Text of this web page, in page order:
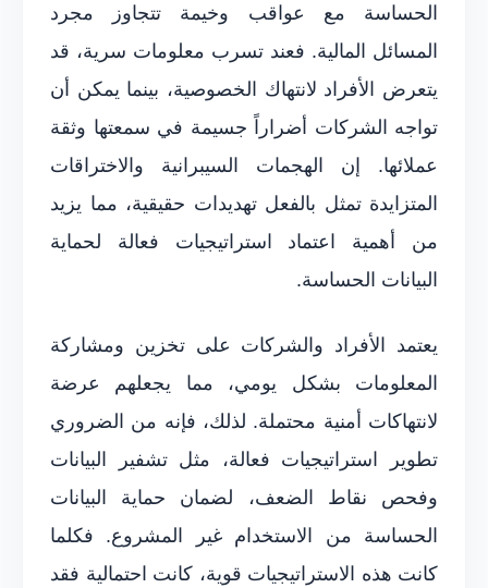
الحساسة مع عواقب وخيمة تتجاوز مجرد
المسائل المالية. فعند تسرب معلومات سرية، قد
يتعرض الأفراد لانتهاك الخصوصية، بينما يمكن أن
تواجه الشركات أضراراً جسيمة في سمعتها وثقة
عملائها. إن الهجمات السيبرانية والاختراقات
المتزايدة تمثل بالفعل تهديدات حقيقية، مما يزيد
من أهمية اعتماد استراتيجيات فعالة لحماية
البيانات الحساسة.
يعتمد الأفراد والشركات على تخزين ومشاركة
المعلومات بشكل يومي، مما يجعلهم عرضة
لانتهاكات أمنية محتملة. لذلك، فإنه من الضروري
تطوير استراتيجيات فعالة، مثل تشفير البيانات
وفحص نقاط الضعف، لضمان حماية البيانات
الحساسة من الاستخدام غير المشروع. فكلما
كانت هذه الاستراتيجيات قوية، كانت احتمالية فقد